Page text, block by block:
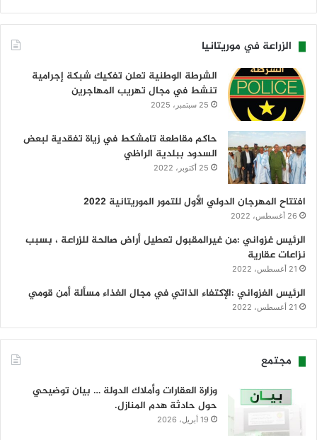
الزراعة في موريتانيا
الشرطة الوطنية تعلن تفكيك شبكة إجرامية
تنشط في مجال تهريب المهاجرين
25 سبتمبر، 2025
حاكم مقاطعة تامشكط في زياة تفقدية لبعض
السدود ببلدية الراظي
25 أكتوبر، 2022
افتتاح المهرجان الدولي الأول للتمور الموريتانية 2022
26 أغسطس، 2022
الرئيس غزواني :من غيرالمقبول تعطيل أراض صالحة للزراعة ، بسبب
نزاعات عقارية
21 أغسطس، 2022
الرئيس الغزواني :الإكتفاء الذاتي في مجال الغذاء مسألة أمن قومي
21 أغسطس، 2022
مجتمع
وزارة العقارات وأملاك الدولة … بيان توضيحي
حول حادثة هدم المنازل.
19 أبريل، 2026